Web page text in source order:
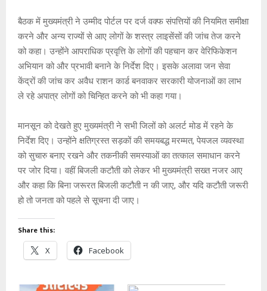
बैठक में मुख्यमंत्री ने उम्मीद पोर्टल पर दर्ज वक्फ संपत्तियों की नियमित समीक्षा
करने और अन्य राज्यों से आए लोगों के शस्त्र लाइसेंसों की जांच तेज करने
को कहा। उन्होंने आपराधिक प्रवृत्ति के लोगों की पहचान कर वेरिफिकेशन
अभियान को और प्रभावी बनाने के निर्देश दिए। इसके अलावा जन सेवा
केंद्रों की जांच कर अवैध राशन कार्ड बनवाकर सरकारी योजनाओं का लाभ
ले रहे अपात्र लोगों को चिन्हित करने को भी कहा गया।
मानसून को देखते हुए मुख्यमंत्री ने सभी जिलों को अलर्ट मोड में रहने के
निर्देश दिए। उन्होंने क्षतिग्रस्त सड़कों की समयबद्ध मरम्मत, पेयजल व्यवस्था
को सुचारु बनाए रखने और तकनीकी समस्याओं का तत्काल समाधान करने
पर जोर दिया। वहीं बिजली कटौती को लेकर भी मुख्यमंत्री सख्त नजर आए
और कहा कि बिना जरूरत बिजली कटौती न की जाए, और यदि कटौती जरूरी
हो तो जनता को पहले से सूचना दी जाए।
Share this:
X Facebook